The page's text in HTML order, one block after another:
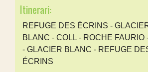
Itinerari:
REFUGE DES ÉCRINS -
BLANC - COLL - ROCHE FAURIO
- GLACIER BLANC - REFUGE
ÉCRINS